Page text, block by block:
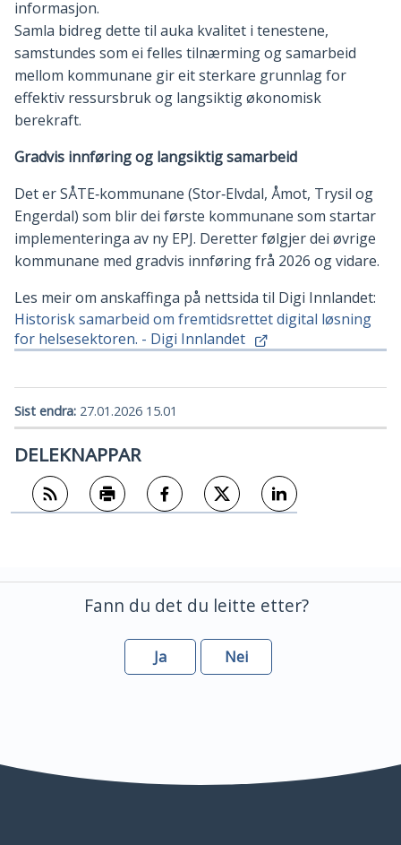
informasjon.
Samla bidreg dette til auka kvalitet i tenestene,
samstundes som ei felles tilnærming og samarbeid
mellom kommunane gir eit sterkare grunnlag for
effektiv ressursbruk og langsiktig økonomisk
berekraft.
Gradvis innføring og langsiktig samarbeid
Det er SÅTE‑kommunane (Stor‑Elvdal, Åmot, Trysil og
Engerdal) som blir dei første kommunane som startar
implementeringa av ny EPJ. Deretter følgjer dei øvrige
kommunane med gradvis innføring frå 2026 og vidare.
Les meir om anskaffinga på nettsida til Digi Innlandet:
Historisk samarbeid om fremtidsrettet digital løsning
for helsesektoren. - Digi Innlandet
Sist endra 27.01.2026 15.01
DELEKNAPPAR
Fann du det du leitte etter?
Ja Nei